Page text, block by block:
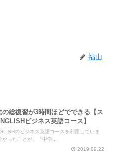
福山
の総復習が3時間ほどでできる【ス
ビジネス英語コース】
のビジネス英語コースを利用していま
かったことが、「中学...
2019.09.22